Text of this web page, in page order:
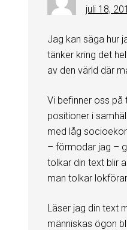
juli 18,
Jag kan säga hur
tänker kring det
av den värld där
Vi befinner oss på
positioner i
med låg
– förmodar jag –
tolkar din text blir
man tolkar
Läser jag din text
människas ögon